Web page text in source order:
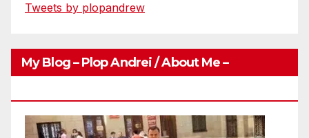
Tweets by plopandrew
My Blog – Plop Andrei / About Me –